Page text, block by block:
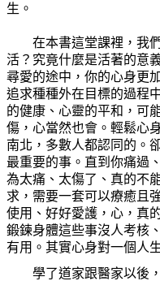
生。
在本書這堂課裡，我
活？究竟什麼是活著的意
尋愛的途中，你的心身更
追求種種外在目標的過程
的健康、心靈的平和，可
傷，心當然也會。輕鬆心
南北，多數人都認同的。
最重要的事。直到你痛過
為太痛、太傷了、真的不
求，需要一套可以療癒且
使用、好好愛護，心，真
鍛鍊身體這些事沒人考核
有用。其實心身對一個人
學了道家跟醫家以後，